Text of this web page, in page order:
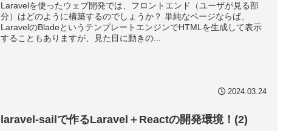
Laravelを使ったウェブ開発では、フロントエンド（ユーザが見る部
分）はどのように構築するのでしょうか？ 単純なページならば、
LaravelのBladeというテンプレートエンジンでHTMLを生成して表示
することもありますが、見た目に動きの...
2024.03.24
laravel-sailで作るLaravel＋Reactの開発環境！(2)